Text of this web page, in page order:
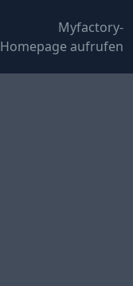
Myfactory-
Homepage aufrufen